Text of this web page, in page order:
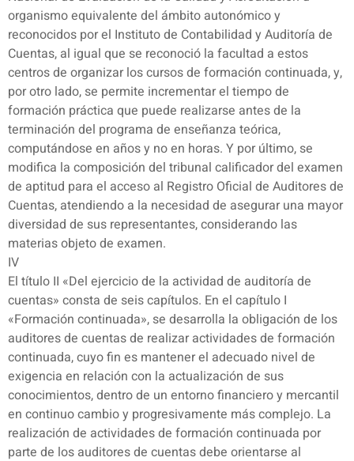
organismo equivalente del ámbito autonómico y
reconocidos por el Instituto de Contabilidad y Auditoría de
Cuentas, al igual que se reconoció la facultad a estos
centros de organizar los cursos de formación continuada, y,
por otro lado, se permite incrementar el tiempo de
formación práctica que puede realizarse antes de la
terminación del programa de enseñanza teórica,
computándose en años y no en horas. Y por último, se
modifica la composición del tribunal calificador del examen
de aptitud para el acceso al Registro Oficial de Auditores de
Cuentas, atendiendo a la necesidad de asegurar una mayor
diversidad de sus representantes, considerando las
materias objeto de examen.
IV
El título II «Del ejercicio de la actividad de auditoría de
cuentas» consta de seis capítulos. En el capítulo I
«Formación continuada», se desarrolla la obligación de los
auditores de cuentas de realizar actividades de formación
continuada, cuyo fin es mantener el adecuado nivel de
exigencia en relación con la actualización de sus
conocimientos, dentro de un entorno financiero y mercantil
en continuo cambio y progresivamente más complejo. La
realización de actividades de formación continuada por
parte de los auditores de cuentas debe orientarse al